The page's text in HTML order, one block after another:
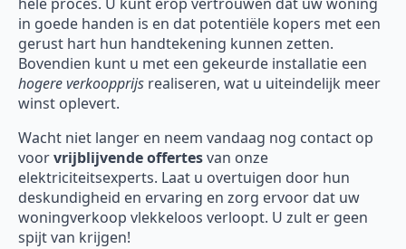
in goede handen is en dat potentiële kopers met een
gerust hart hun handtekening kunnen zetten.
Bovendien kunt u met een gekeurde installatie een
hogere verkoopprijs realiseren, wat u uiteindelijk meer
winst oplevert.
Wacht niet langer en neem vandaag nog contact op
voorvrijblijvende offertesvan onze
elektriciteitsexperts. Laat u overtuigen door hun
deskundigheid en ervaring en zorg ervoor dat uw
woningverkoop vlekkeloos verloopt. U zult er geen
spijt van krijgen!